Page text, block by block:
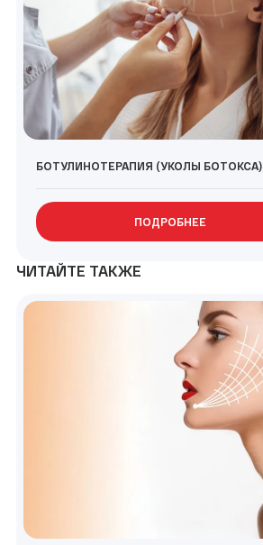
БОТУЛИНОТЕРАПИЯ (УКОЛЫ БОТОКСА)
ПОДРОБНЕЕ
ЧИТАЙТЕ ТАКЖЕ